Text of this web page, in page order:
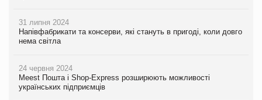
31 липня 2024
Напівфабрикати та консерви, які стануть в пригоді, коли довго
нема світла
24 червня 2024
Meest Пошта і Shop-Express розширюють можливості
українських підприємців